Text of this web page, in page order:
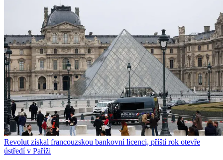
Revolut získal francouzskou bankovní licenci, příští rok otevře
ústředí v Paříži